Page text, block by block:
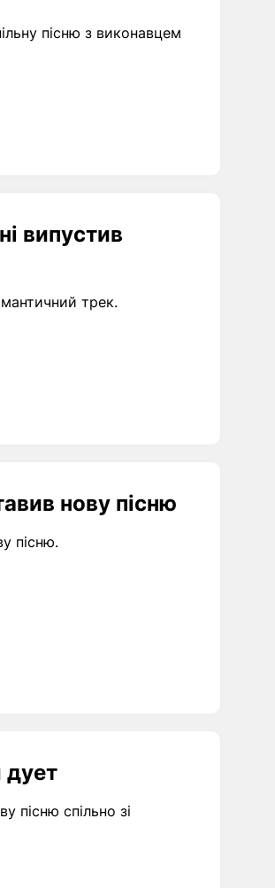
пісню з виконавцем
випустив
трек.
нову пісню
пісню.
дует
пісню спільно зі